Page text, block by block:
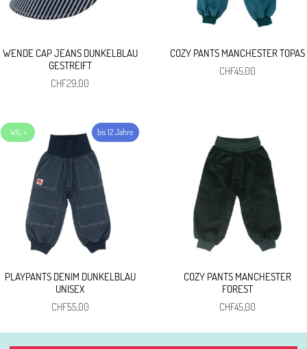
WENDE CAP JEANS DUNKELBLAU
GESTREIFT
CHF29,00
COZY PANTS MANCHESTER TOPAS
CHF45,00
PLAYPANTS DENIM DUNKELBLAU
UNISEX
CHF55,00
COZY PANTS MANCHESTER
FOREST
CHF45,00